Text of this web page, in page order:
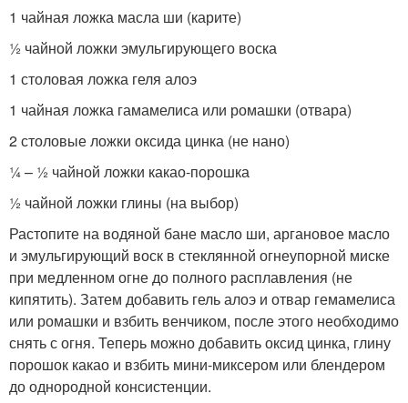
1 чайная ложка масла ши (карите)
½ чайной ложки эмульгирующего воска
1 столовая ложка геля алоэ
1 чайная ложка гамамелиса или ромашки (отвара)
2 столовые ложки оксида цинка (не нано)
¼ – ½ чайной ложки какао-порошка
½ чайной ложки глины (на выбор)
Растопите на водяной бане масло ши, аргановое масло
и эмульгирующий воск в стеклянной огнеупорной миске
при медленном огне до полного расплавления (не
кипятить). Затем добавить гель алоэ и отвар гемамелиса
или ромашки и взбить венчиком, после этого необходимо
снять с огня. Теперь можно добавить оксид цинка, глину
порошок какао и взбить мини-миксером или блендером
до однородной консистенции.